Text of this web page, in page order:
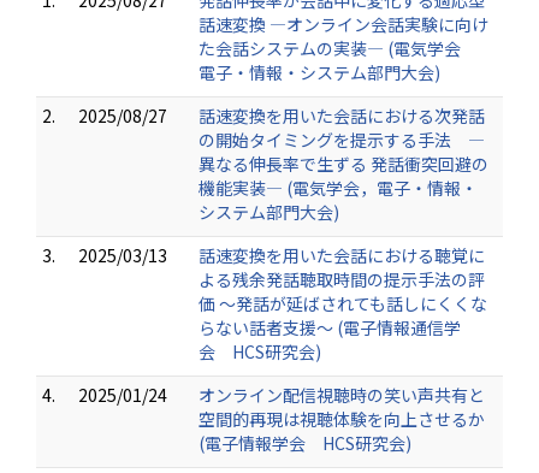
話速変換 ―オンライン会話実験に向け
た会話システムの実装― (電気学会
電子・情報・システム部門大会)
2.
2025/08/27
話速変換を用いた会話における次発話
の開始タイミングを提示する手法 ―
異なる伸長率で生ずる 発話衝突回避の
機能実装― (電気学会，電子・情報・
システム部門大会)
3.
2025/03/13
話速変換を用いた会話における聴覚に
よる残余発話聴取時間の提示手法の評
価 ～発話が延ばされても話しにくくな
らない話者支援～ (電子情報通信学
会 HCS研究会)
4.
2025/01/24
オンライン配信視聴時の笑い声共有と
空間的再現は視聴体験を向上させるか
(電子情報学会 HCS研究会)